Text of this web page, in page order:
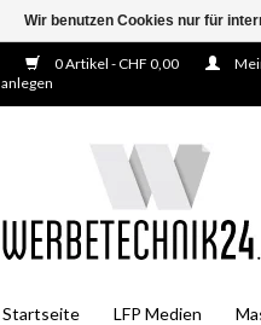
0 Artikel - CHF 0,00
anlegen
Startseite LFP Medien
Wir benutzen Cookies nur für